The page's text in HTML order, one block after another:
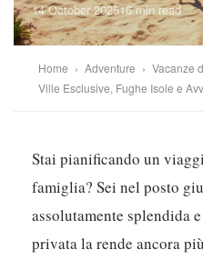
14 October 202516 min read
Home › Adventure › Vacanze
Ville Esclusive, Fughe Isole e
Stai pianificando un
famiglia? Sei nel posto
assolutamente splendida
privata la rende ancora